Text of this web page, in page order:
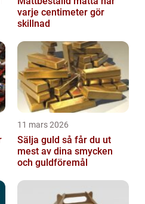
varje centimeter gör
skillnad
11 mars 2026
Sälja guld så får du ut
mest av dina smycken
och guldföremål